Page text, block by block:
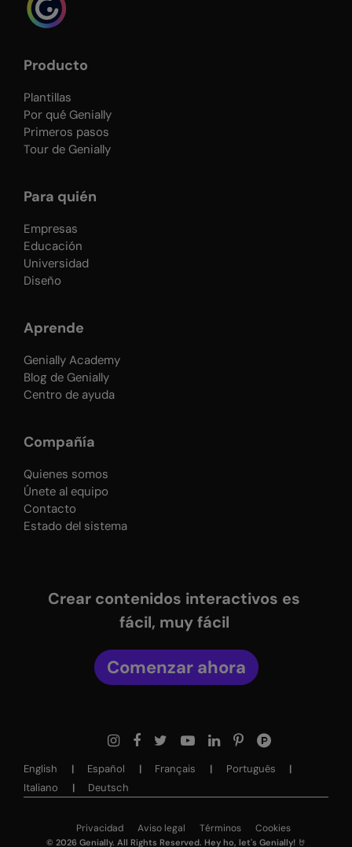
Producto
Plantillas
Por qué Genially
Primeros pasos
Tour de Genially
Para quién
Empresas
Educación
Universidad
Diseño
Aprende
Genially Academy
Blog de Genially
Centro de ayuda
Compañía
Quienes somos
Únete al equipo
Contacto
Estado del sistema
Crear contenidos interactivos es
fácil, muy fácil
Comenzar ahora
English Español Français
Português
Italiano
Deutsch
© 2026Genially. All Rights Reserved. Hey ho, let's Genially! 🤘
Privacidad Aviso legal Términos Cookies